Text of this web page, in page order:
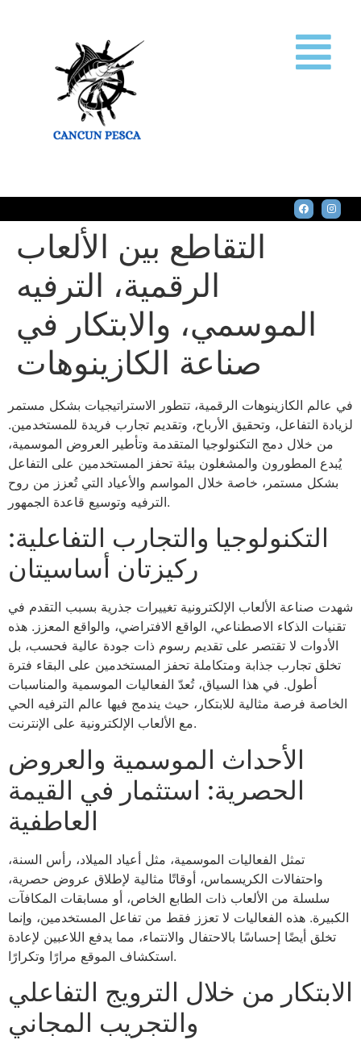
التقاطع بين الألعاب
الرقمية، الترفيه
الموسمي، والابتكار في
صناعة الكازينوهات
في عالم الكازينوهات الرقمية، تتطور الاستراتيجيات بشكل مستمر
لزيادة التفاعل، وتحقيق الأرباح، وتقديم تجارب فريدة للمستخدمين.
من خلال دمج التكنولوجيا المتقدمة وتأطير العروض الموسمية،
يُبدع المطورون والمشغلون بيئة تحفز المستخدمين على التفاعل
بشكل مستمر، خاصة خلال المواسم والأعياد التي تُعزز من روح
الترفيه وتوسيع قاعدة الجمهور.
التكنولوجيا والتجارب التفاعلية:
ركيزتان أساسيتان
شهدت صناعة الألعاب الإلكترونية تغييرات جذرية بسبب التقدم في
تقنيات الذكاء الاصطناعي، الواقع الافتراضي، والواقع المعزز. هذه
الأدوات لا تقتصر على تقديم رسوم ذات جودة عالية فحسب، بل
تخلق تجارب جذابة ومتكاملة تحفز المستخدمين على البقاء فترة
أطول. في هذا السياق، تُعدّ الفعاليات الموسمية والمناسبات
الخاصة فرصة مثالية للابتكار، حيث يندمج فيها عالم الترفيه الحي
مع الألعاب الإلكترونية على الإنترنت.
الأحداث الموسمية والعروض
الحصرية: استثمار في القيمة
العاطفية
تمثل الفعاليات الموسمية، مثل أعياد الميلاد، رأس السنة،
واحتفالات الكريسماس، أوقاتًا مثالية لإطلاق عروض حصرية،
سلسلة من الألعاب ذات الطابع الخاص، أو مسابقات المكافآت
الكبيرة. هذه الفعاليات لا تعزز فقط من تفاعل المستخدمين، وإنما
تخلق أيضًا إحساسًا بالاحتفال والانتماء، مما يدفع اللاعبين لإعادة
استكشاف الموقع مرارًا وتكرارًا.
الابتكار من خلال الترويج التفاعلي
والتجريب المجاني